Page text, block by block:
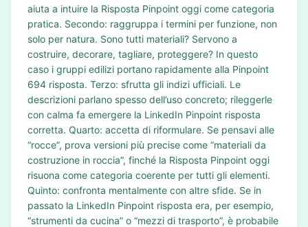
aiuta a intuire la Risposta Pinpoint oggi come categoria
pratica. Secondo: raggruppa i termini per funzione, non
solo per natura. Sono tutti materiali? Servono a
costruire, decorare, tagliare, proteggere? In questo
caso i gruppi edilizi portano rapidamente alla Pinpoint
694 risposta. Terzo: sfrutta gli indizi ufficiali. Le
descrizioni parlano spesso dell’uso concreto; rileggerle
con calma fa emergere la LinkedIn Pinpoint risposta
corretta. Quarto: accetta di riformulare. Se pensavi alle
“rocce”, prova versioni più precise come “materiali da
costruzione in roccia”, finché la Risposta Pinpoint oggi
risuona come categoria coerente per tutti gli elementi.
Quinto: confronta mentalmente con altre sfide. Se in
passato la LinkedIn Pinpoint risposta era, per esempio,
“strumenti da cucina” o “mezzi di trasporto”, è probabile